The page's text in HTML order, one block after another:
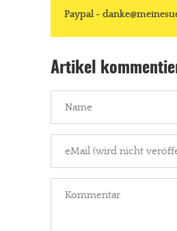
Paypal -
Artikel